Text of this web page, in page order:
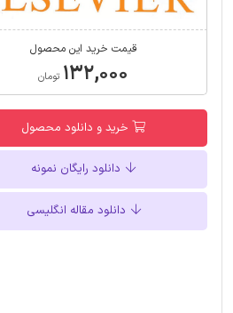
قیمت خرید این محصول
۱۳۲,۰۰۰ تومان
خرید و دانلود محصول
دانلود رایگان نمونه
دانلود مقاله انگلیسی